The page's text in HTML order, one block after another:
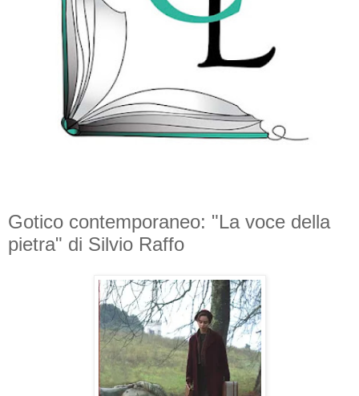
Gotico contemporaneo: "La voce della
pietra" di Silvio Raffo